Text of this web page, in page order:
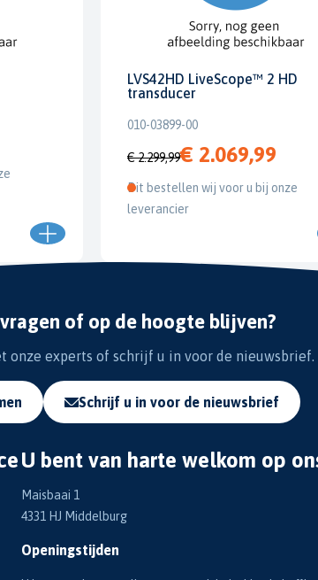
LVS42HD LiveScope™ 2 HD
transducer
010-03899-00
€ 2.299,99€ 2.069,99
Dit bestellen wij voor u bij onze
leverancier
of op de hoogte blijven?
onze experts of schrijf u in voor de nieuwsbrief.
Schrijf u in voor de nieuwsbrief
U bent van harte welkom op
Maisbaai 1
4331 HJ Middelburg
Openingstijden